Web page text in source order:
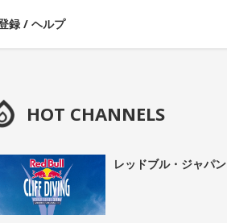
録 / ヘルプ
HOT CHANNELS
レッドブル・ジャパン